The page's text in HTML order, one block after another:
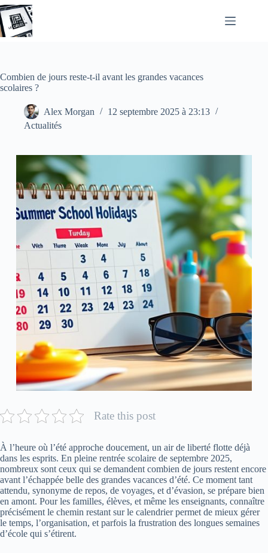
Passer
au
contenu
Combien de jours reste-t-il avant les grandes vacances
scolaires ?
Alex Morgan
12 septembre 2025 à 23:13
Actualités
Rate this post
À l’heure où l’été approche doucement, un air de liberté flotte déjà
dans les esprits. En pleine rentrée scolaire de septembre 2025,
nombreux sont ceux qui se demandent combien de jours restent encore
avant l’échappée belle des grandes vacances d’été. Ce moment tant
attendu, synonyme de repos, de voyages, et d’évasion, se prépare bien
en amont. Pour les familles, élèves, et même les enseignants, connaître
précisément le chemin restant sur le calendrier permet de mieux gérer
le temps, l’organisation, et parfois la frustration des longues semaines
d’école qui s’étirent.